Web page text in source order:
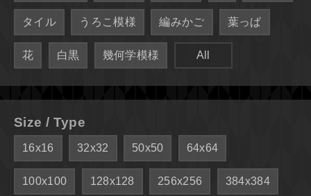
タイル うろこ模様 編みかご 葉っぱ
花 白黒 幾何学模様 All
Size / Type
16x16 32x32 50x50 64x64
100x100 128x128 256x256 384x384